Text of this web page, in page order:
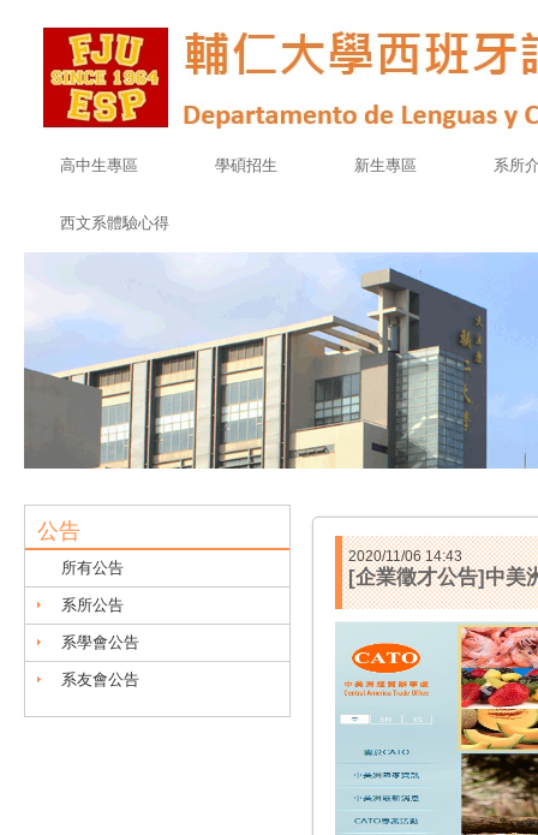
高中生專區 學碩招生 新生專區 系所
西文系體驗心得
公告
所有公告
系所公告
系學會公告
系友會公告
2020/11/06 14:43
[企業徵才公告]中美